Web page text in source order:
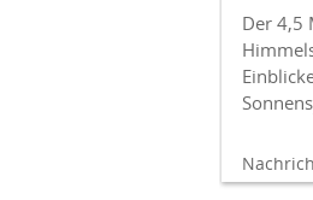
Der 4,5